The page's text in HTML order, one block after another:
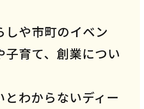
しや市町のイベン
子育て、創業につい
わからないディー